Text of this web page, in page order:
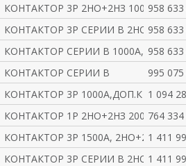
КОНТАКТОР 3P 2НО+2НЗ 1000A 110
958
КОНТАКТОР 3P СЕРИИ В 2НО+2НЗ 1
958
КОНТАКТОР СЕРИИ В 1000A,ЦЕПЬ У
958
КОНТАКТОР СЕРИИ В 995
КОНТАКТОР 3Р 1000A,ДОП.К 3НО+1
1 094
КОНТАКТОР 1P 2НО+2НЗ 2000A 110
764
КОНТАКТОР 3Р 1500A, 2НО+2НЗ.11
1 411
КОНТАКТОР 3P СЕРИИ В 2НО+2НЗ 2
1 411